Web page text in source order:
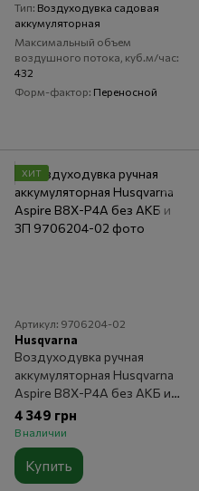
Тип Воздуходувка садовая
аккумуляторная
Максимальный объем
воздушного потока, куб.м/час
432
Форм-фактор Переносной
ХИТ
Артикул: 9706204-02
Husqvarna
Воздуходувка ручная
аккумуляторная Husqvarna
Aspire B8X-P4A без АКБ и
ЗП
4 349 грн
В наличии
Купить